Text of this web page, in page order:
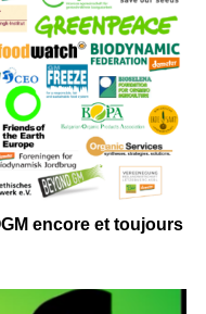
encore et toujours